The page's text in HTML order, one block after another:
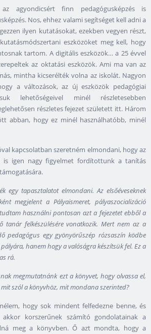
agyondicsért finn pedagógusképzés is
Nos, ehhez valami segítséget kell adni a
ilyen kutatásokat, ezekben vegyen részt,
eszközöket meg kell, hogy
tartom. A digitális eszközök… a 25 évvel
az oktatási eszközök. Ami ma van az
mintha kicserélték volna az iskolát. Nagyon
a változások, az új eszközök pedagógiai
lehetőségeivel minél részletesebben
részletes fejezet született itt. Három
abban, hogy ez minél használhatóbb, minél
kapcsolatban szeretném elmondani, hogy az
is igen nagy figyelmet fordítottunk a tanítás
egy tapasztalatot elmondani. Az elsőéveseknek
megjelent a Pályaismeret, pályaszocializáció
használni pontosan azt a fejezetet ebből a
tanár felkészülésére vonatkozik. Mert nem az a
pedagógus egy gyönyörűszép rózsaszín ködbe
hanem hogy a valóságra készítsük fel. Ez a
rá.
megmutatnánk ezt a könyvet, hogy olvassa el,
szól a könyvhöz, mit mondana szerinted?
hogy sok mindent felfedezne benne, és
korszerűnek számító gondolatainak a
meg a könyvben. Ő azt mondta, hogy a